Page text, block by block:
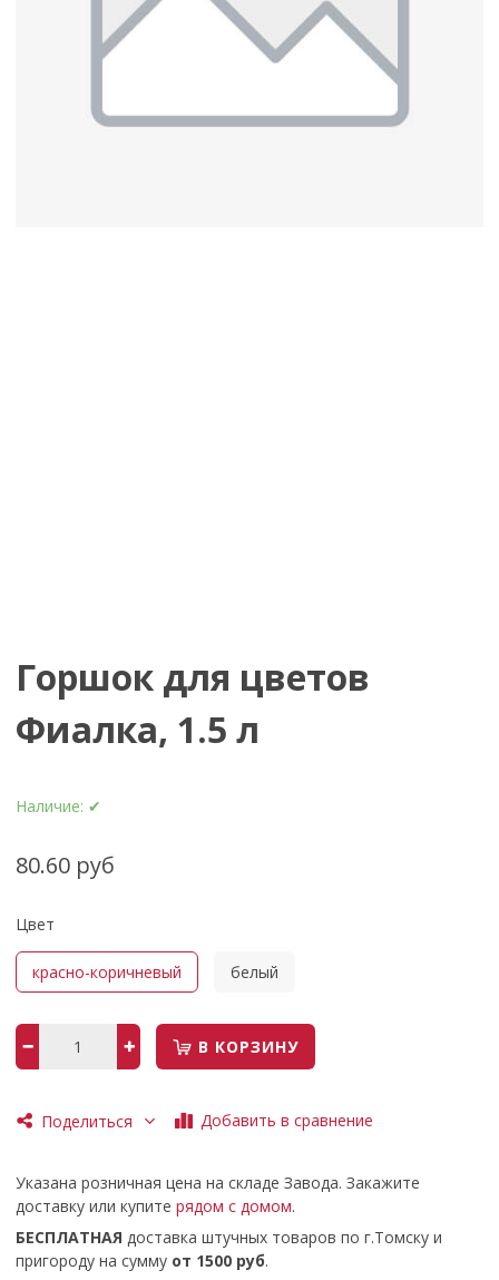
Горшок для цветов
Фиалка, 1.5 л
Наличие: ✔
80.60 руб
Цвет
красно-коричневый белый
В КОРЗИНУ
Поделиться Добавить в сравнение
Указана розничная цена на складе Завода. Закажите
доставку или купитерядом с домом.
БЕСПЛАТНАЯ доставка штучных товаров по г.Томску и
пригороду на сумму от 1500 руб.